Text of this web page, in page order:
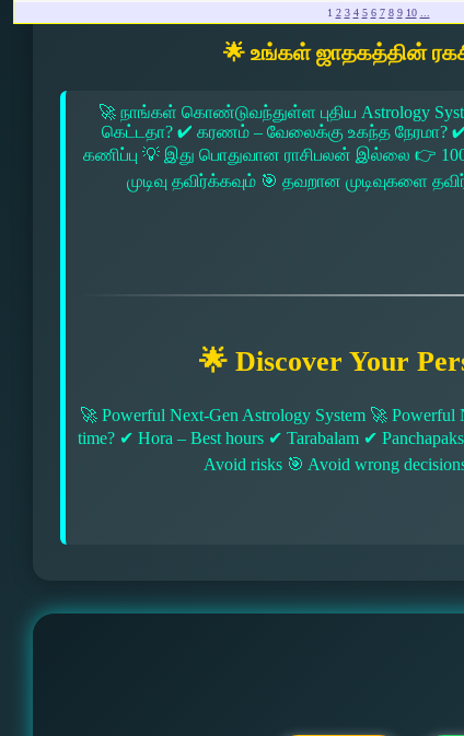
1 2 3 4 5 6 7 8 9 10 ...
🌟 உங்கள் ஜாதகத்தின்
🚀 நாங்கள் கொண்டுவந்துள்ள புதிய Astrology
கெட்டதா? ✔ கரணம் – வேலைக்கு உகந்த நேரமா? ✔
கணிப்பு 💡 இது பொதுவான ராசிபலன் இல்லை 👉
முடிவு தவிர்க்கவும் 🎯 தவறான முடிவுகளை
🌟 Discover Your
🚀 Powerful Next-Gen Astrology System 🚀
time? ✔ Hora – Best hours ✔ Tarabalam ✔
Avoid risks 🎯 Avoid wrong